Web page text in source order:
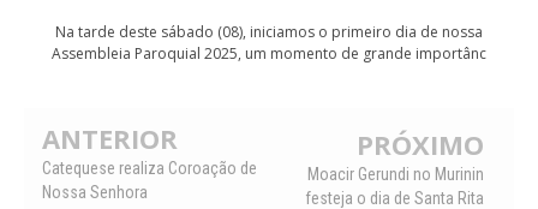
Na tarde deste sábado (08), iniciamos o primeiro dia de nossa
Assembleia Paroquial 2025, um momento de grande importânc
ANTERIOR
Catequese realiza Coroação de
Nossa Senhora
PRÓXIMO
Moacir Gerundi no Murinin
festeja o dia de Santa Rita